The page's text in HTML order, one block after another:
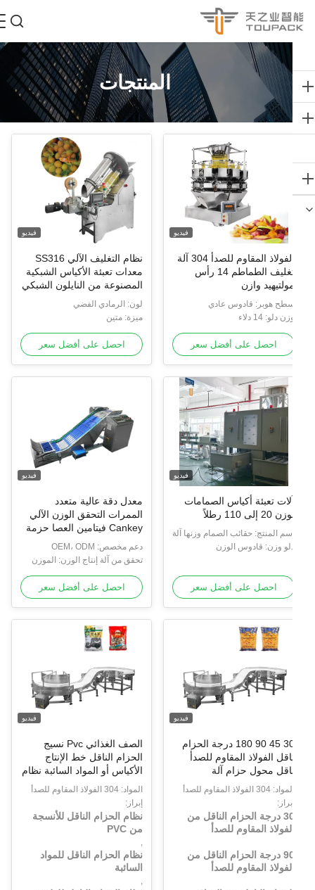
المنتجات
الفولاذ المقاوم للصدأ 304 آلة
تغليف الطماطم 14 رأس
وازن
هوبر: قادوس عادي
دلو: 14 دلاء
احصل على أفضل سعر
نظام التغليف الآلي SS316
معدات تعبئة الأكياس الشبكية
المصنوعة من النايلون الشبكي
لون: الرمادي الفضي
ميزة: متين
احصل على أفضل سعر
فيديو
تعبئة أكياس الصمامات
المنتج: حقائب الصمام وزنها آلة
وزن: قادوس الوزن
احصل على أفضل سعر
معدل دقة عالية متعدد
الممرات التحقق الوزن الآلي
Cankey فيتامين العصا حزمة
البروتين مسحوق التحقق
دعم مخصص: OEM، ODM
تحقق من آلة إنتاج الوزن: الموزن
التحقق متعدد الممرات
احصل على أفضل سعر
30 45 90 180 درجة الحزام
الفولاذ المقاوم للصدأ
محول حزام آلة
المختلفة
30 درجة الحزام الناقل من
المقاوم للصدأ
90 درجة الحزام الناقل من
المقاوم للصدأ
الصف الغذائي Pvc نسيج
الحزام الناقل خط الإنتاج
الأكياس أو المواد السائبة نظام
الحزام الناقل
نظام الحزام الناقل للأنسجة
نظام الحزام الناقل للمواد
السائبة